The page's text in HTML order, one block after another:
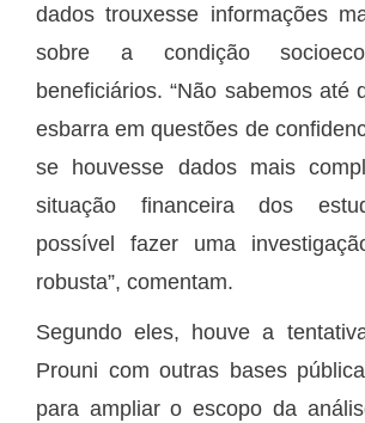
dados trouxesse informações
sobre a condição
beneficiários. “Não sabemos até
esbarra em questões de
se houvesse dados mais
situação financeira dos
possível fazer uma
robusta”, comentam.
Segundo eles, houve a
Prouni com outras bases
para ampliar o escopo da